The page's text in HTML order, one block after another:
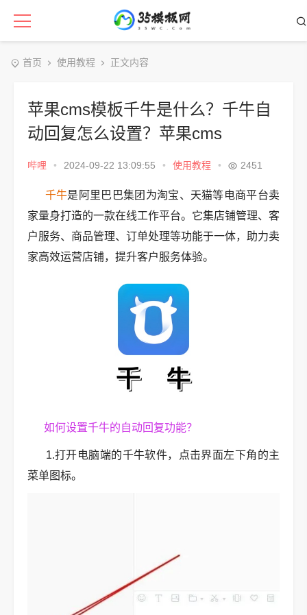
首页 使用教程 正文内容
苹果cms模板千牛是什么？千牛自
动回复怎么设置？苹果cms
哔哩 • 2024-09-22 13:09:55 • 使用教程 • 2451
千牛是阿里巴巴集团为淘宝、天猫等电商平台卖
家量身打造的一款在线工作平台。它集店铺管理、客
户服务、商品管理、订单处理等功能于一体，助力卖
家高效运营店铺，提升客户服务体验。
如何设置千牛的自动回复功能？
1.打开电脑端的千牛软件，点击界面左下角的主
菜单图标。